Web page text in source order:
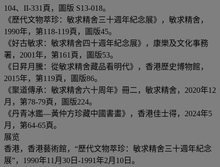
104、II-331頁，圖版 S13-018。
《歷代文物萃珍：敏求精舍三十週年紀念展》，敏求精舍，
1990年，第118-119頁，圖版45。
《好古敏求：敏求精舍四十週年紀念展》，康樂及文化事務
署，2001年，第161頁，圖版53。
《日昇月騰：從敏求精舍藏品看明代》，香港歷史博物館，
2015年，第119頁，圖版86。
《聚道傳承：敏求精舍六十周年》冊二，敏求精舍，2020年12
月，第78-79頁，圖版224。
《丹青冰鑑—黃仲方珍藏中國書畫》，香港佳士得，2024年5
月，第64-65頁。
展览
香港，香港藝術館，“歷代文物萃珍：敏求精舍三十週年紀念
展”，1990年11月30日-1991年2月10日。